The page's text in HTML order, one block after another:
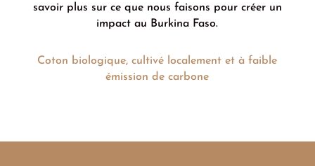
savoir plus sur ce que nous faisons pour créer un
impact au Burkina Faso.
Coton biologique, cultivé localement et à faible
émission de carbone